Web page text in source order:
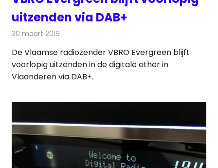
uitzenden via DAB+
30 maart 2019
De Vlaamse radiozender VBRO Evergreen blijft
voorlopig uitzenden in de digitale ether in
Vlaanderen via DAB+.